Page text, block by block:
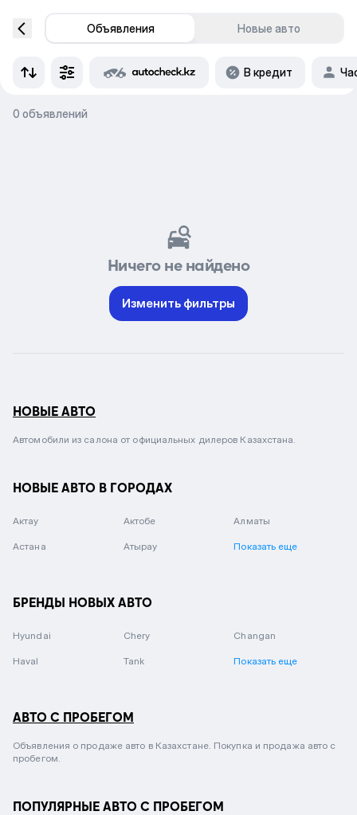
Объявления Новые авто
В кредит
0 объявлений
Ничего не найдено
Изменить фильтры
НОВЫЕ АВТО
Автомобили из салона от официальных дилеров Казахстана.
НОВЫЕ АВТО В ГОРОДАХ
Актау Актобе Алматы
Астана Атырау Показать еще
БРЕНДЫ НОВЫХ АВТО
Hyundai Chery Changan
Haval Tank Показать еще
АВТО С ПРОБЕГОМ
Объявления о продаже авто в Казахстане. Покупка и продажа авто с
пробегом.
ПОПУЛЯРНЫЕ АВТО С ПРОБЕГОМ